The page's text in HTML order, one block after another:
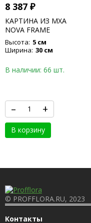
8 387 ₽
КАРТИНА ИЗ МХА
NOVA FRAME
ANTHRACITE-
CONCRETE 100% FLAT
MOSS
Высота: 5 см
Ширина: 30 см
В наличии: 66 шт.
– +
В корзину
© PROFFLORA.RU, 2023
Контакты